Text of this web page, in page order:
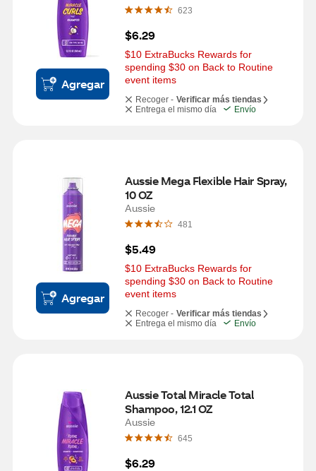
Agregar
623
$6.29
$10 ExtraBucks Rewards for
spending $30 on Back to Routine
event items
Recoger - Verificar más tiendas
Entrega el mismo día
Envío
Agregar
Aussie Mega Flexible Hair Spray,
10 OZ
Aussie
481
$5.49
$10 ExtraBucks Rewards for
spending $30 on Back to Routine
event items
Recoger - Verificar más tiendas
Entrega el mismo día
Envío
Aussie Total Miracle Total
Shampoo, 12.1 OZ
Aussie
645
$6.29